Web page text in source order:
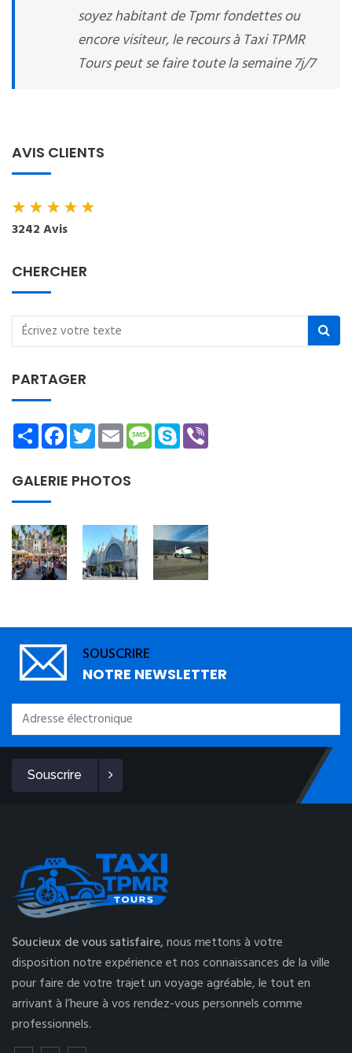
soyez habitant de Tpmr fondettes ou
encore visiteur, le recours à Taxi TPMR
Tours peut se faire toute la semaine 7j/7
AVIS CLIENTS
★★★★★
3242 Avis
CHERCHER
PARTAGER
ShareFacebookTwitterEmailMessage
Skype
GALERIE PHOTOS
SOUSCRIRE
NOTRE NEWSLETTER
Souscrire
Soucieux de vous satisfaire,nous mettons à votre
disposition notre expérience et nos connaissances de la ville
pour faire de votre trajet un voyage agréable, le tout en
arrivant à l’heure à vos rendez-vous personnels comme
professionnels.